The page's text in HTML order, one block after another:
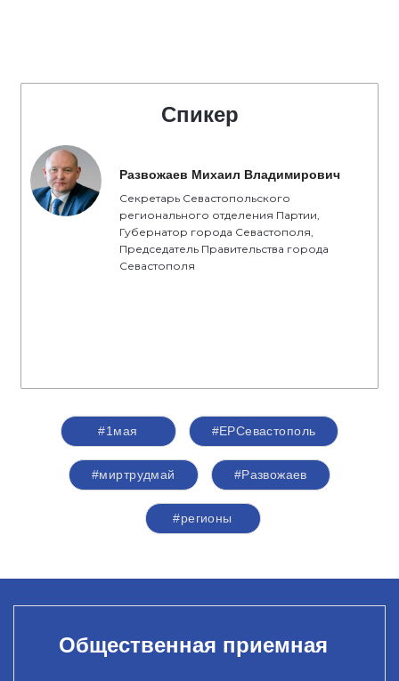
Спикер
Развожаев Михаил Владимирович
Секретарь Севастопольского
регионального отделения Партии,
Губернатор города Севастополя,
Председатель Правительства города
Севастополя
#1мая #ЕРСевастополь
#миртрудмай #Развожаев
#регионы
Общественная приемная